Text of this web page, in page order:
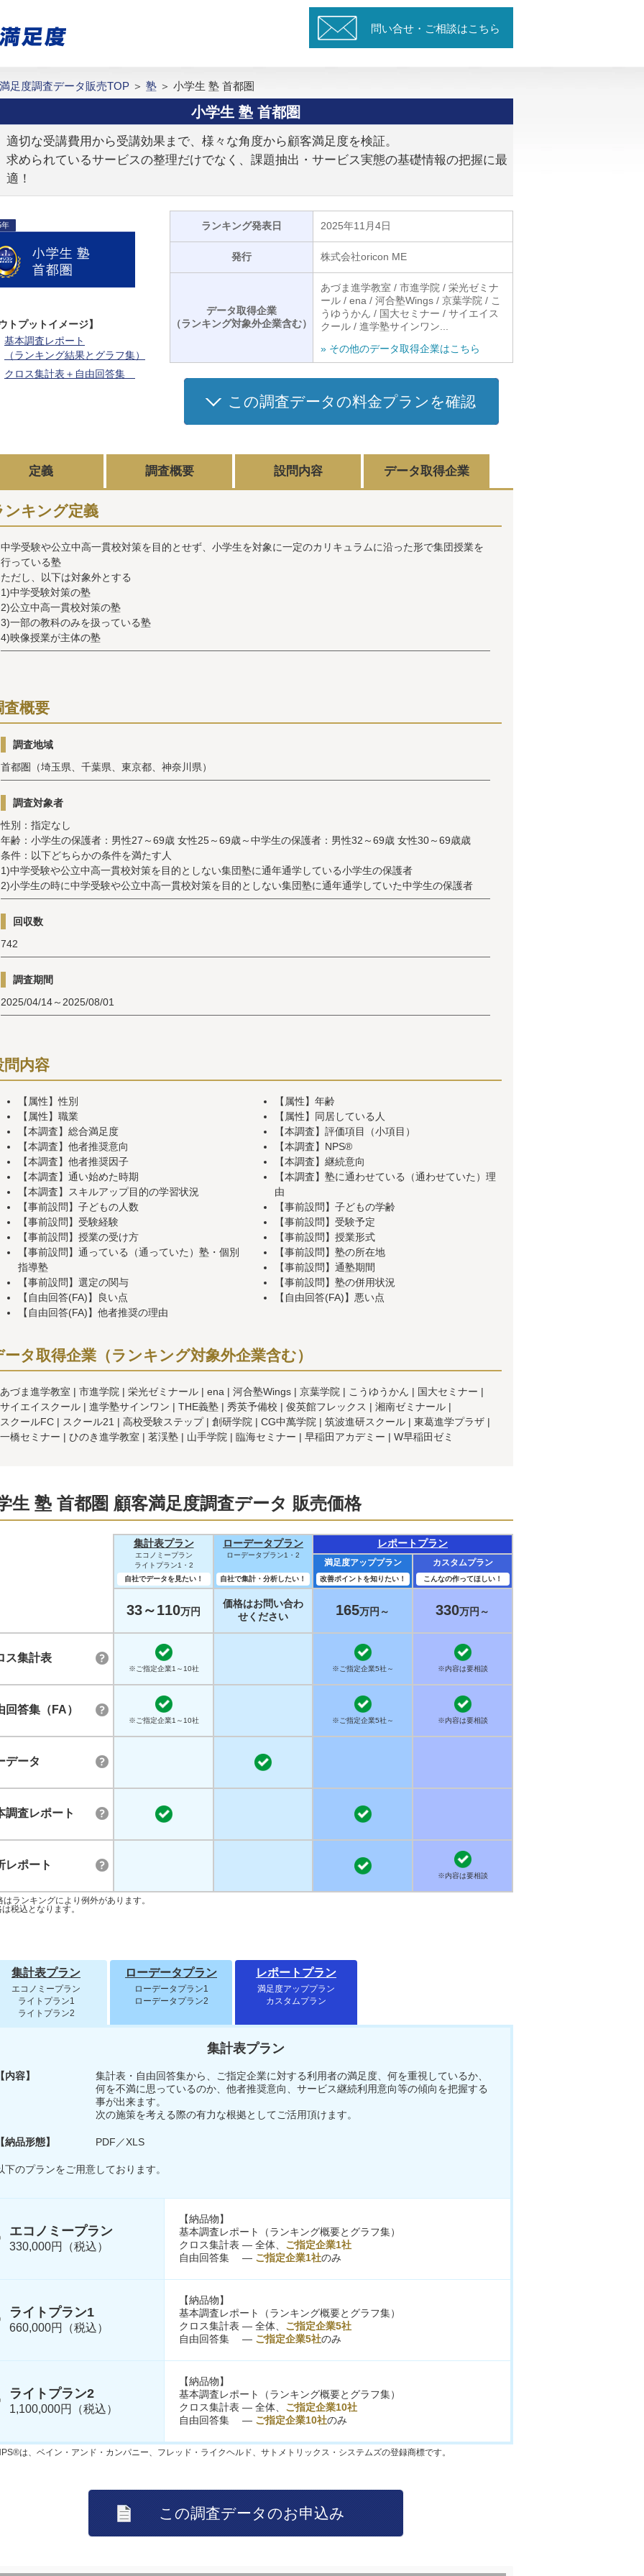
問い合せ・ご相談はこちら
足度調査データ販売TOP ＞ 塾 ＞ 小学生 塾 首都圏
小学生 塾 首都圏
適切な受講費用から受講効果まで、様々な角度から顧客満足度を検証。
求められているサービスの整理だけでなく、課題抽出・サービス実態の基礎情報の把握に最
適！
年
トプットイメージ】
基本調査レポート
（ランキング結果とグラフ集）
クロス集計表＋自由回答集
ランキング発表日 2025年11月4日
発行 株式会社oricon ME
データ取得企業
（ランキング対象外企業含む）
あづま進学教室 / 市進学院 / 栄光ゼミナ
ール / ena / 河合塾Wings / 京葉学院 / こ
うゆうかん / 国大セミナー / サイエイス
クール / 進学塾サインワン...
» その他のデータ取得企業はこちら
この調査データの料金プランを確認
定義 調査概要 設問内容 データ取得企業
ンキング定義
中学受験や公立中高一貫校対策を目的とせず、小学生を対象に一定のカリキュラムに沿った形で集団授業を
行っている塾
ただし、以下は対象外とする
1)中学受験対策の塾
2)公立中高一貫校対策の塾
3)一部の教科のみを扱っている塾
4)映像授業が主体の塾
査概要
調査地域
首都圏（埼玉県、千葉県、東京都、神奈川県）
調査対象者
性別：指定なし
年齢：小学生の保護者：男性27～69歳 女性25～69歳～中学生の保護者：男性32～69歳 女性30～69歳歳
条件：以下どちらかの条件を満たす人
1)中学受験や公立中高一貫校対策を目的としない集団塾に通年通学している小学生の保護者
2)小学生の時に中学受験や公立中高一貫校対策を目的としない集団塾に通年通学していた中学生の保護者
回収数
742
調査期間
2025/04/14～2025/08/01
問内容
【属性】性別
【属性】年齢
【属性】職業
【属性】同居している人
【本調査】総合満足度
【本調査】評価項目（小項目）
【本調査】他者推奨意向
【本調査】NPS®
【本調査】他者推奨因子
【本調査】継続意向
【本調査】通い始めた時期
【本調査】塾に通わせている（通わせていた）理
由
【本調査】スキルアップ目的の学習状況
【事前設問】子どもの学齢
【事前設問】子どもの人数
【事前設問】受験予定
【事前設問】受験経験
【事前設問】授業形式
【事前設問】授業の受け方
【事前設問】塾の所在地
【事前設問】通っている（通っていた）塾・個別
指導塾
【事前設問】通塾期間
【事前設問】選定の関与
【事前設問】塾の併用状況
【自由回答(FA)】良い点
【自由回答(FA)】悪い点
【自由回答(FA)】他者推奨の理由
ータ取得企業（ランキング対象外企業含む）
あづま進学教室 市進学院 栄光ゼミナール ena 河合塾Wings 京葉学院 こうゆうかん
国大セミナー
サイエイスクール
進学塾サインワン THE義塾 秀英予備校 俊英館フレックス
湘南ゼミナール
スクールFC
スクール21 高校受験ステップ 創研学院 CG中萬学院 筑波進研スクール
東葛進学プラザ
一橋セミナー
ひのき進学教室 茗渓塾 山手学院 臨海セミナー 早稲田アカデミー W早稲田ゼミ
生 塾 首都圏 顧客満足度調査データ 販売価格
集計表プラン
エコノミープラン
ライトプラン1・2
自社でデータを見たい！
ローデータプラン
ローデータプラン1・2
自社で集計・分析したい！
レポートプラン
満足度アッププラン
改善ポイントを知りたい！
カスタムプラン
こんなの作ってほしい！
33～110万円
価格はお問い合わ
せください
165万円～ 330万円～
ス集計表
※ご指定企業1～10社 ※ご指定企業5社～ ※内容は要相談
回答集（FA）
※ご指定企業1～10社 ※ご指定企業5社～ ※内容は要相談
データ
調査レポート
レポート
※内容は要相談
ランキングにより例外があります。
税込となります。
集計表プラン
エコノミープラン
ライトプラン1
ライトプラン2
ローデータプラン
ローデータプラン1
ローデータプラン2
レポートプラン
満足度アッププラン
カスタムプラン
集計表プラン
内容】
集計表・自由回答集から、ご指定企業に対する利用者の満足度、何を重視しているか、
何を不満に思っているのか、他者推奨意向、サービス継続利用意向等の傾向を把握する
事が出来ます。
次の施策を考える際の有力な根拠としてご活用頂けます。
納品形態】 PDF／XLS
下のプランをご用意しております。
エコノミープラン
330,000円（税込）
【納品物】
基本調査レポート（ランキング概要とグラフ集）
クロス集計表 ― 全体、 ご指定企業1社
自由回答集 ― ご指定企業1社のみ
ライトプラン1
660,000円（税込）
【納品物】
基本調査レポート（ランキング概要とグラフ集）
クロス集計表 ― 全体、 ご指定企業5社
自由回答集 ― ご指定企業5社のみ
ライトプラン2
1,100,000円（税込）
【納品物】
基本調査レポート（ランキング概要とグラフ集）
クロス集計表 ― 全体、 ご指定企業10社
自由回答集 ― ご指定企業10社のみ
は、ベイン・アンド・カンパニー、フレッド・ライクヘルド、サトメトリックス・システムズの登録商標です。